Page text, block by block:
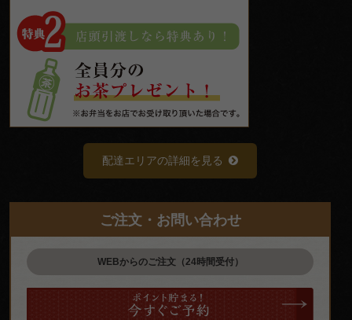
配達エリアの詳細を見る
ご注文・お問い合わせ
WEBからのご注文（24時間受付）